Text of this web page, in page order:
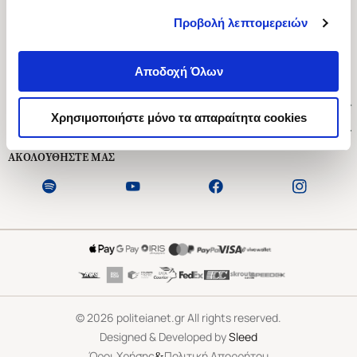
Προβολή λεπτομερειών
Αποδοχή Όλων
Χρησιμοποιήστε μόνο τα απαραίτητα cookies
Ασκληπιού 1-3, Αθήνα 106 79
Δευτέρα - Παρασκευή 09:00-21:00
Εξυπηρέτηση Πελατών
ΑΚΟΛΟΥΘΗΣΤΕ ΜΑΣ
©2026 politeianet.gr All rights reserved.
Designed & Developed bySleed